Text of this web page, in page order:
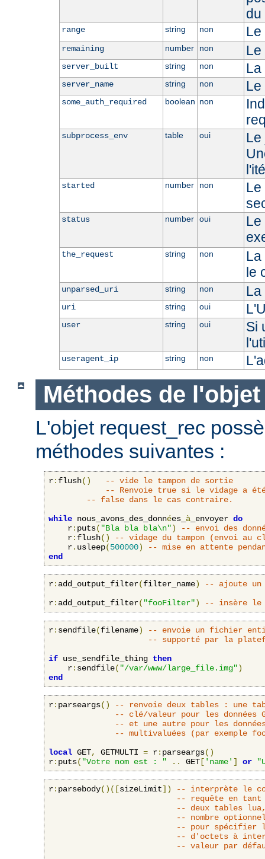
du
range string non
remaining number non Le
server_built string non La
server_name string non Le
some_auth_required boolean non
subprocess_env table oui
Le
started number non
Le
status number oui
Le
the_request string non
La
le
unparsed_uri string non La
uri string oui
user string oui
Si
useragent_ip string non
Méthodes de
L'objet request_rec
méthodes suivantes :
r: flush()
-- vide le tampon de sortie
-- Renvoie true si le vidage a
-- false dans le cas contraire.
while nous_avons_des_données_ à _envoyer do
    r
: puts( "Bla bla bla\n")
-- envoi des
    r
: flush()
-- vidage du tampon (envoi au
    r
. usleep(500000)
-- mise en attente
end
r: add_output_filter(filter_name)
-- ajoute
r: add_output_filter( "fooFilter") -- insère
r: sendfile(filename)
-- envoie un fichier
-- supporté par la
if use_sendfile_thing then
    r
: sendfile( "/var/www/large_file.img")
end
r: parseargs()
-- renvoie deux tables : une
-- clé/valeur pour les données
-- et une autre pour les
-- multivaluées (par exemple
local GET, GETMULTI = r: parseargs()
r: puts( "Votre nom est : " .. GET [ 'name' ] or
r: parsebody()([sizeLimit])
-- interprète le
-- requête en tant
-- deux tables lua,
-- nombre
-- pour spécifier le
-- d'octets à
-- valeur par